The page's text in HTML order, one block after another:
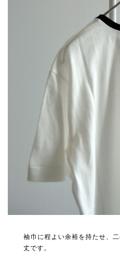
袖巾に程よい余裕を持たせ、
丈です。